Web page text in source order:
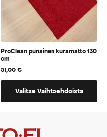
ProClean punainen kuramatto 130
cm
51,00€
Valitse Vaihtoehdoista
jotka